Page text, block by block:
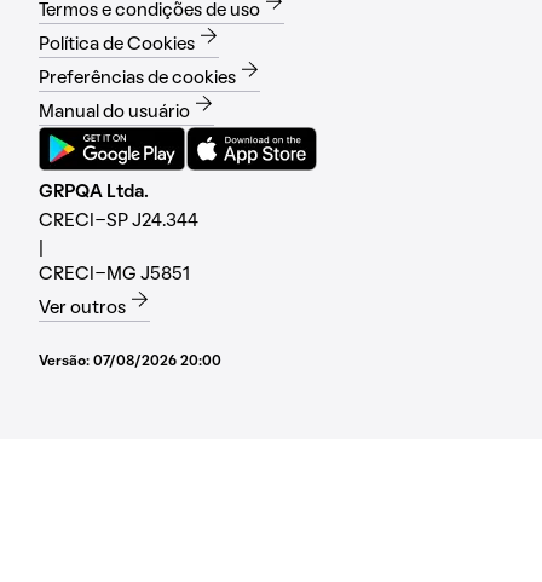
Termos e condições de uso
Política de Cookies
Preferências de cookies
Manual do usuário
GRPQA Ltda.
CRECI-SP J24.344
CRECI-MG J5851
Ver outros
Versão: 07/08/2026 20:00